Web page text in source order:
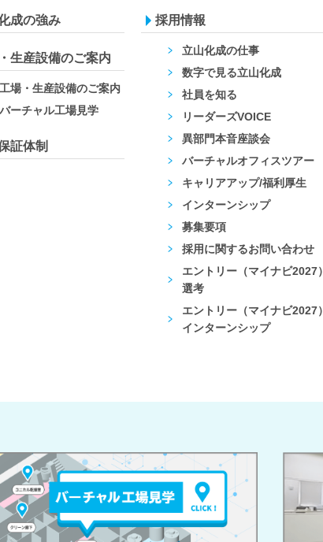
成の強み
生産設備のご案内
工場・生産設備のご案内
バーチャル工場見学
証体制
採用情報
立山化成の仕事
数字で見る立山化成
社員を知る
リーダーズVOICE
異部門本音座談会
バーチャルオフィスツアー
キャリアアップ/福利厚生
インターンシップ
募集要項
採用に関するお問い合わせ
エントリー（マイナビ2027）
選考
エントリー（マイナビ2027）
インターンシップ